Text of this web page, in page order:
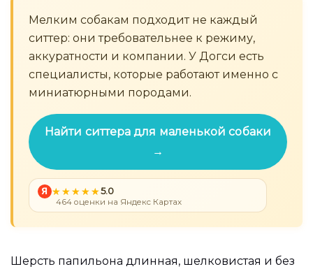
Мелким собакам подходит не каждый
ситтер: они требовательнее к режиму,
аккуратности и компании. У Догси есть
специалисты, которые работают именно с
миниатюрными породами.
Найти ситтера для маленькой собаки
→
Я 5.0
464 оценки на Яндекс Картах
Шерсть папильона длинная, шелковистая и без